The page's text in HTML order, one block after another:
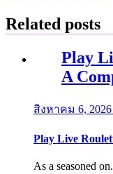
Related posts
Play
A
สิงหาคม 6, 2026
Play Live
As a seasoned